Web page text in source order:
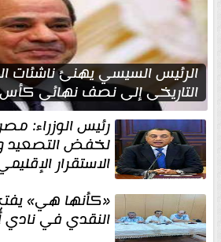
الرئيس السيسي يهنئ ناشئات
التاريخي إلى نصف نهائي كأس
رئيس الوزراء:
لخفض التصعيد
الاستقرار
«كأنها هي»
النقدي في